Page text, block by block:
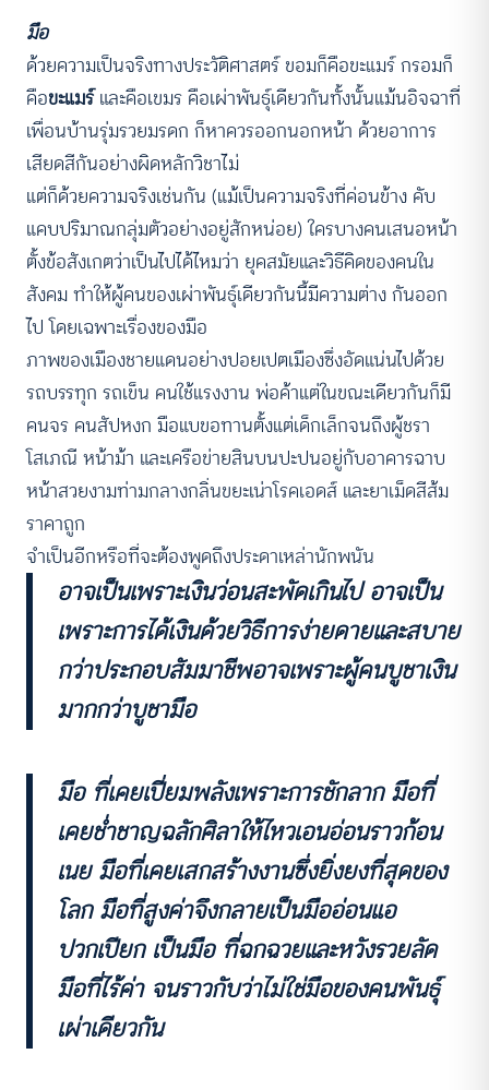
มือ
ด้วยความเป็นจริงทางประวัติศาสตร์ ขอมก็คือขะแมร์ กรอมก็
คือขะแมร์และคือเขมร คือเผ่าพันธุ์เดียวกันทั้งนั้นแม้นอิจฉาที่
เพื่อนบ้านรุ่มรวยมรดก ก็หาควรออกนอกหน้า ด้วยอาการ
เสียดสีกันอย่างผิดหลักวิชาไม่
แต่ก็ด้วยความจริงเช่นกัน (แม้เป็นความจริงที่ค่อนข้าง คับ
แคบปริมาณกลุ่มตัวอย่างอยู่สักหน่อย) ใครบางคนเสนอหน้า
ตั้งข้อสังเกตว่าเป็นไปได้ไหมว่า ยุคสมัยและวิธีคิดของคนใน
สังคม ทำให้ผู้คนของเผ่าพันธุ์เดียวกันนี้มีความต่าง กันออก
ไป โดยเฉพาะเรื่องของมือ
ภาพของเมืองชายแดนอย่างปอยเปตเมืองซึ่งอัดแน่นไปด้วย
รถบรรทุก รถเข็น คนใช้แรงงาน พ่อค้าแต่ในขณะเดียวกันก็มี
คนจร คนสัปหงก มือแบขอทานตั้งแต่เด็กเล็กจนถึงผู้ชรา
โสเภณี หน้าม้า และเครือข่ายสินบนปะปนอยู่กับอาคารฉาบ
หน้าสวยงามท่ามกลางกลิ่นขยะเน่าโรคเอดส์ และยาเม็ดสีส้ม
ราคาถูก
จำเป็นอีกหรือที่จะต้องพูดถึงประดาเหล่านักพนัน
อาจเป็นเพราะเงินว่อนสะพัดเกินไป อาจเป็น
เพราะการได้เงินด้วยวิธีการง่ายดายและสบาย
กว่าประกอบสัมมาชีพอาจเพราะผู้คนบูชาเงิน
มากกว่าบูชามือ
มือ ที่เคยเปี่ยมพลังเพราะการชักลาก มือที่
เคยช่ำชาญฉลักศิลาให้ไหวเอนอ่อนราวก้อน
เนย มือที่เคยเสกสร้างงานซึ่งยิ่งยงที่สุดของ
โลก มือที่สูงค่าจึงกลายเป็นมืออ่อนแอ
ปวกเปียก เป็นมือ ที่ฉกฉวยและหวังรวยลัด
มือที่ไร้ค่า จนราวกับว่าไม่ใช่มือของคนพันธุ์
เผ่าเดียวกัน